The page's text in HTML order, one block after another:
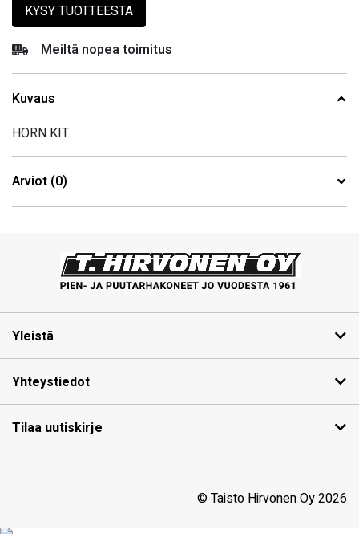
129,60 €.
KYSY TUOTTEESTA
Meiltä nopea toimitus
Kuvaus
HORN KIT
Arviot (0)
Yleistä
Yhteystiedot
Tilaa uutiskirje
© Taisto Hirvonen Oy 2026